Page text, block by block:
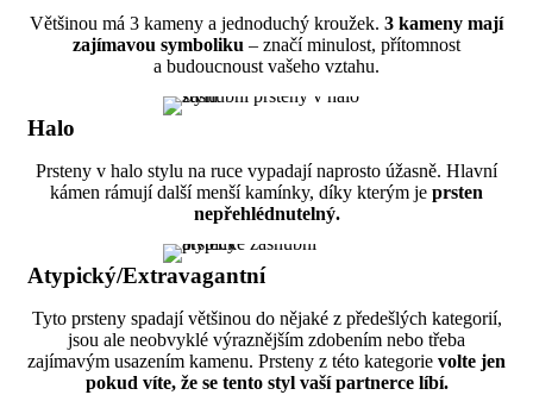
Většinou má 3 kameny a jednoduchý kroužek. 3 kameny mají
zajímavou symboliku – značí minulost, přítomnost
a budoucnoust vašeho vztahu.
Halo
Prsteny v halo stylu na ruce vypadají naprosto úžasně. Hlavní
kámen rámují další menší kamínky, díky kterým je prsten
nepřehlédnutelný.
Atypický/Extravagantní
Tyto prsteny spadají většinou do nějaké z předešlých kategorií,
jsou ale neobvyklé výraznějším zdobením nebo třeba
zajímavým usazením kamenu. Prsteny z této kategorie volte jen
pokud víte, že se tento styl vaší partnerce líbí.